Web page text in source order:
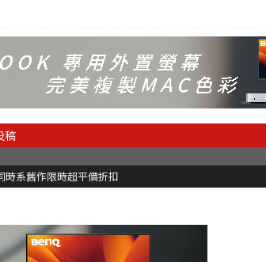
稿
時系舊作限時超平價折扣